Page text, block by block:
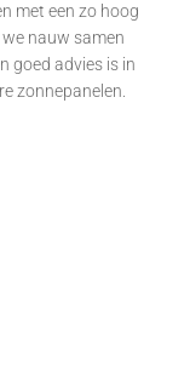
met een zo hoog
nauw samen
goed advies is in
zonnepanelen.